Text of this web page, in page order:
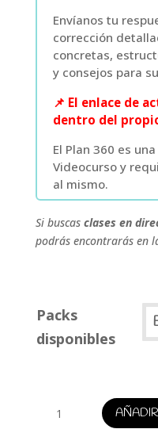
Envíanos tu
corrección
concretas,
y consejos para
📌 El enlace de
dentro del
El Plan 360 es
Videocurso y
al mismo.
Si buscas clases en
podrás encontrarás en
Packs
disponibles
PCE